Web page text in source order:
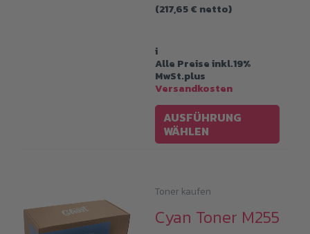
(217,65€ netto)
i
Alle Preise inkl.19%
MwSt.plus
Versandkosten
AUSFÜHRUNG
WÄHLEN
Toner kaufen
Cyan Toner M255